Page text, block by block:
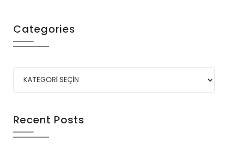
Categories
Recent Posts